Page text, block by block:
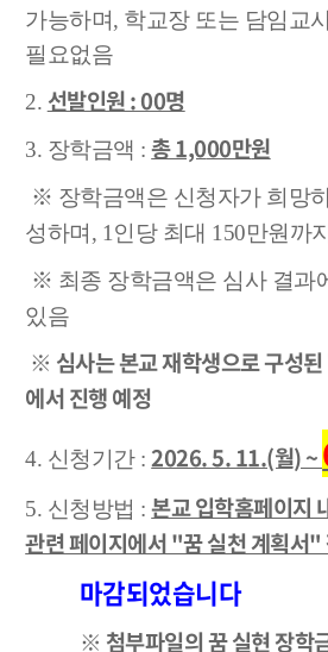
가능하며, 학교장 또는 담임교
필요없음
2. 선발인원 : 00명
3. 장학금액 :총 1,000만원
※ 장학금액은 신청자가 희망
성하며, 1인당 최대 150만원까
※ 최종 장학금액은 심사 결과
있음
※ 심사는본교 재학생으로 구성
에서 진행 예정
4. 신청기간 :2026. 5. 11.(월) ~
5. 신청방법 :본교 입학홈페이지
관련 페이지에서 "꿈 실천 계획서"
마감되었습니다
※ 첨부파일의 꿈 실현 장학금